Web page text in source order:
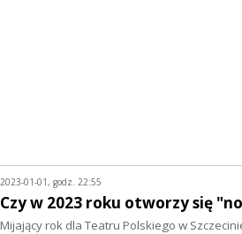
2023-01-01, godz. 22:55
Czy w 2023 roku otworzy się
Mijający rok dla Teatru Polskiego w